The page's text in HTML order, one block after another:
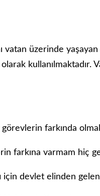
vatan üzerinde
kullanılmaktadır.
farkında
farkına varmam hiç
için devlet elinden